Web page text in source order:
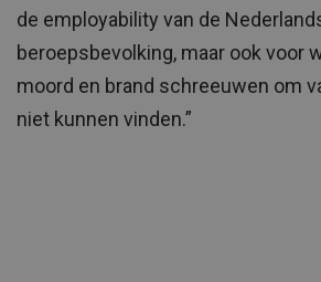
de employability van de
beroepsbevolking, maar ook voor
moord en brand schreeuwen om
niet kunnen vinden.”